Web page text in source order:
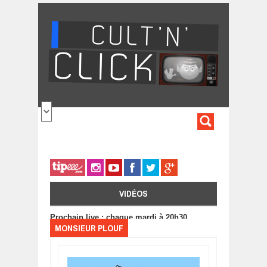
VIDÉOS
Prochain live : chaque mardi à 20h30
MONSIEUR PLOUF